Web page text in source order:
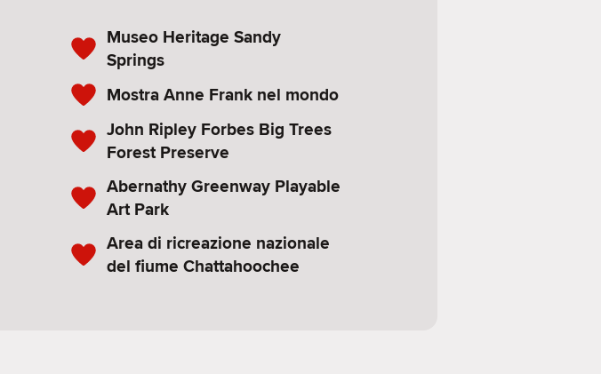
Museo Heritage Sandy
Springs
Mostra Anne Frank nel mondo
John Ripley Forbes Big Trees
Forest Preserve
Abernathy Greenway Playable
Art Park
Area di ricreazione nazionale
del fiume Chattahoochee